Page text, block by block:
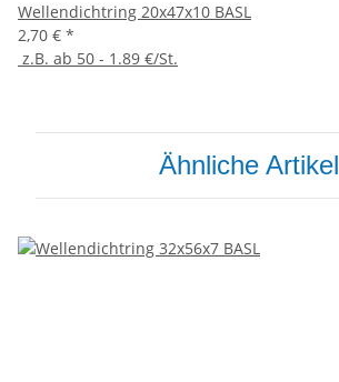
Wellendichtring 20x47x10 BASL
2,70 € *
z.B. ab 50 - 1.89 €/St.
Ähnliche Artikel